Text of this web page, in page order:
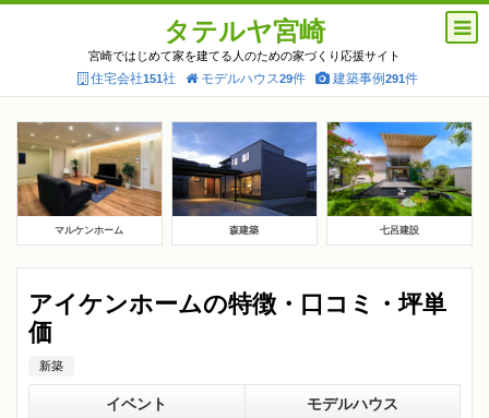
タテルヤ宮崎
宮崎ではじめて家を建てる人のための家づくり応援サイト
住宅会社151社 モデルハウス29件 建築事例291件
マルケンホーム 森建築 七呂建設
アイケンホームの特徴・口コミ・坪単
価
新築
イベント モデルハウス